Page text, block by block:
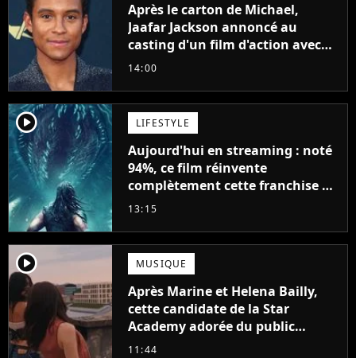
Après le carton de Michael,
Jaafar Jackson annoncé au
casting d'un film d'action avec
Will Smith
14:00
player2 LIFESTYLE
Aujourd'hui en streaming : noté
94%, ce film réinvente
complètement cette franchise de
science-fiction vieille de 40 ans
13:15
player2 MUSIQUE
Après Marine et Helena Bailly,
cette candidate de la Star
Academy adorée du public
annonce son premier album,
11:44